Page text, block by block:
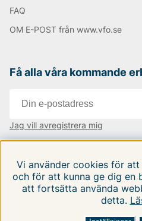
FAQ
OM E-POST från www.vfo.se
Få alla våra kommande
Jag vill avregistrera mig
Följ oss på våra sociala
Vi använder cookies för
och för att kunna ge dig en
att fortsätta använda
detta.